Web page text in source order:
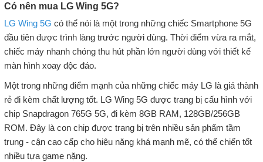
Có nên mua LG Wing 5G?
LG Wing 5G có thể nói là một trong những chiếc Smartphone 5G
đầu tiên được trình làng trước người dùng. Thời điểm vừa ra mắt,
chiếc máy nhanh chóng thu hút phần lớn người dùng với thiết kế
màn hình xoay độc đáo.
Một trong những điểm mạnh của những chiếc máy LG là giá thành
rẻ đi kèm chất lượng tốt. LG Wing 5G được trang bị cấu hình với
chip Snapdragon 765G 5G, đi kèm 8GB RAM, 128GB/256GB
ROM. Đây là con chip được trang bị trên nhiều sản phẩm tầm
trung - cận cao cấp cho hiệu năng khá mạnh mẽ, có thể chiến tốt
nhiều tựa game nặng.